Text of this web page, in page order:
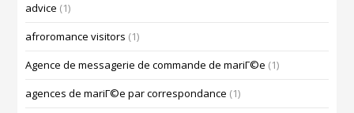
advice (1)
afroromance visitors (1)
Agence de messagerie de commande de mariГ©e (1)
agences de mariГ©e par correspondance (1)